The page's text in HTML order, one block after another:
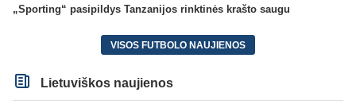
„Sporting“ pasipildys Tanzanijos rinktinės krašto saugu
VISOS FUTBOLO NAUJIENOS
Lietuviškos naujienos